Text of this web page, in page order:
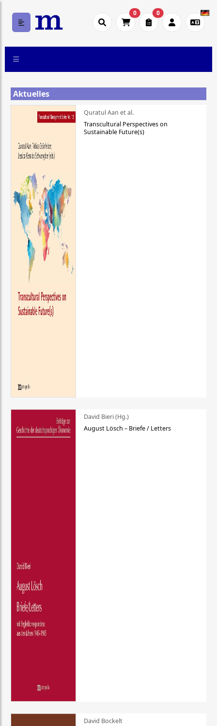
0 0
Aktuelles
Quratul Aan et al.
Transcultural Perspectives on
Sustainable Future(s)
David Bieri (Hg.)
August Lösch – Briefe / Letters
David Bockelt